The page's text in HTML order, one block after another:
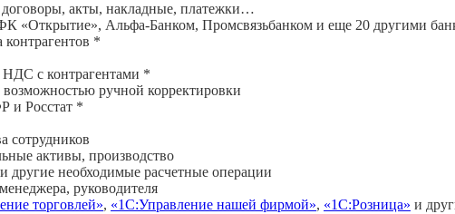
акты, накладные, платежки…
«Открытие», Альфа-Банком, Промсвязьбанком и еще 20 другими
контрагентов *
НДС с контрагентами *
ручной корректировки
и Росстат *
сотрудников
активы, производство
другие необходимые расчетные операции
руководителя
торговлей», «1С:Управление нашей фирмой», «1С:Розница» и